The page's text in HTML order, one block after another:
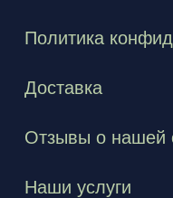
Политика
Доставка
Отзывы о нашей
Наши услуги